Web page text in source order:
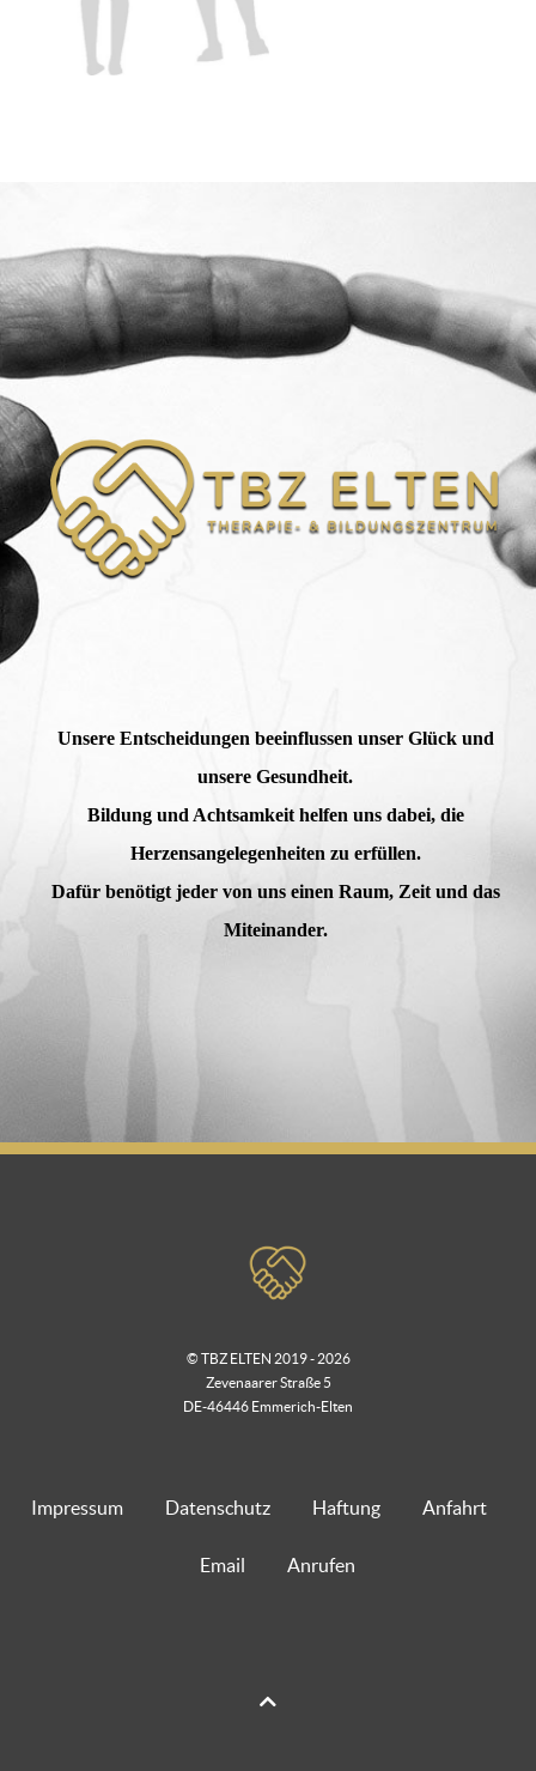
Unsere Entscheidungen beeinflussen unser Glück und
unsere Gesundheit.
Bildung und Achtsamkeit helfen uns dabei, die
Herzensangelegenheiten zu erfüllen.
Dafür benötigt jeder von uns einen Raum, Zeit und das
Miteinander.
© TBZ ELTEN 2019 - 2026
Zevenaarer Straße 5
DE-46446 Emmerich-Elten
Impressum Datenschutz Haftung Anfahrt
Email Anrufen